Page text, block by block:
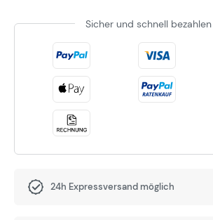
Sicher und schnell
24h Expressversand möglich